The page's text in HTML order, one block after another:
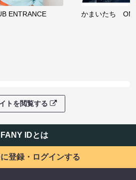
ENTRANCE かまいたち
トを閲覧する
FANY IDとは
登録・ログインする